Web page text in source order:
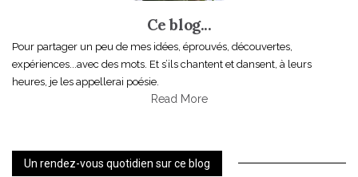
Ce blog...
Pour partager un peu de mes idées, éprouvés, découvertes,
expériences...avec des mots. Et s’ils chantent et dansent, à leurs
heures, je les appellerai poésie.
Read More
Un rendez-vous quotidien sur ce blog